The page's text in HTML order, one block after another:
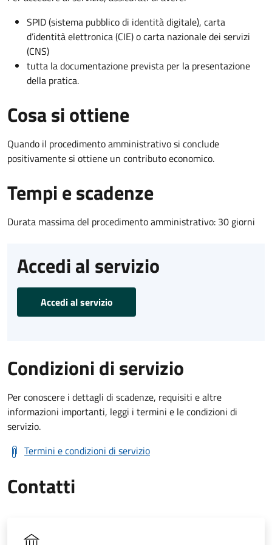
SPID (sistema pubblico di identità digitale), carta
d’identità elettronica (CIE) o carta nazionale dei servizi
(CNS)
tutta la documentazione prevista per la presentazione
della pratica.
Cosa si ottiene
Quando il procedimento amministrativo si conclude
positivamente si ottiene un contributo economico.
Tempi e scadenze
Durata massima del procedimento amministrativo: 30 giorni
Accedi al servizio
Accedi al servizio
Condizioni di servizio
Per conoscere i dettagli di scadenze, requisiti e altre
informazioni importanti, leggi i termini e le condizioni di
servizio.
Termini e condizioni di servizio
Contatti